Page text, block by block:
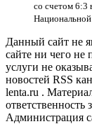
со счетом 6:3
Данный сайт не
сайте ни чего не
услуги не
новостей RSS
lenta.ru .
ответственность
Администрация